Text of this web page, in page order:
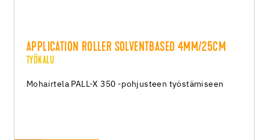
APPLICATION ROLLER SOLVENTBASED 4MM/25CM
TYÖKALU
Mohairtela PALL-X 350 -pohjusteen työstämiseen